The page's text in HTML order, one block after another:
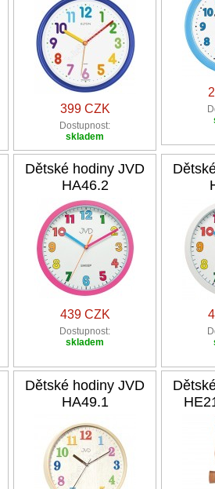
399 CZK
Dostupnost:
skladem
Dětské hodiny JVD
HA46.2
439 CZK
Dostupnost:
skladem
Dětské hodiny JVD
HA49.1